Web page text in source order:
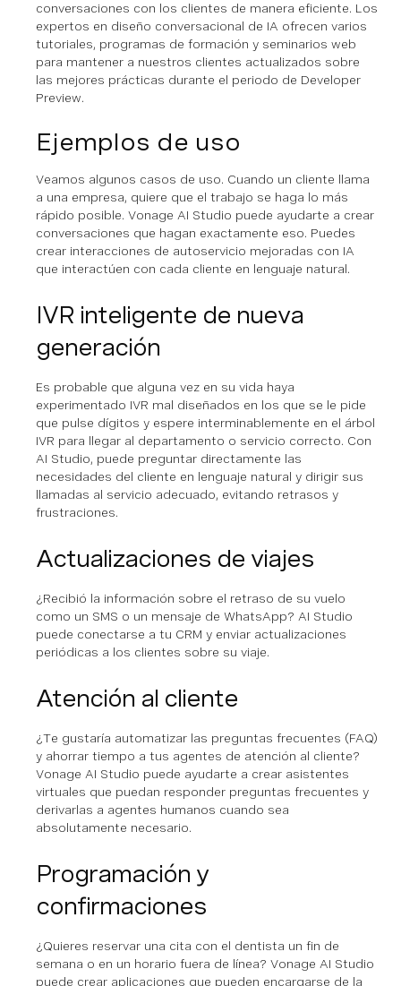
conversaciones con los clientes de manera eficiente. Los
expertos en diseño conversacional de IA ofrecen varios
tutoriales, programas de formación y seminarios web
para mantener a nuestros clientes actualizados sobre
las mejores prácticas durante el periodo de Developer
Preview.
Ejemplos de uso
Veamos algunos casos de uso. Cuando un cliente llama
a una empresa, quiere que el trabajo se haga lo más
rápido posible. Vonage AI Studio puede ayudarte a crear
conversaciones que hagan exactamente eso. Puedes
crear interacciones de autoservicio mejoradas con IA
que interactúen con cada cliente en lenguaje natural.
IVR inteligente de nueva
generación
Es probable que alguna vez en su vida haya
experimentado IVR mal diseñados en los que se le pide
que pulse dígitos y espere interminablemente en el árbol
IVR para llegar al departamento o servicio correcto. Con
AI Studio, puede preguntar directamente las
necesidades del cliente en lenguaje natural y dirigir sus
llamadas al servicio adecuado, evitando retrasos y
frustraciones.
Actualizaciones de viajes
¿Recibió la información sobre el retraso de su vuelo
como un SMS o un mensaje de WhatsApp? AI Studio
puede conectarse a tu CRM y enviar actualizaciones
periódicas a los clientes sobre su viaje.
Atención al cliente
¿Te gustaría automatizar las preguntas frecuentes (FAQ)
y ahorrar tiempo a tus agentes de atención al cliente?
Vonage AI Studio puede ayudarte a crear asistentes
virtuales que puedan responder preguntas frecuentes y
derivarlas a agentes humanos cuando sea
absolutamente necesario.
Programación y
confirmaciones
¿Quieres reservar una cita con el dentista un fin de
semana o en un horario fuera de línea? Vonage AI Studio
puede crear aplicaciones que pueden encargarse de la